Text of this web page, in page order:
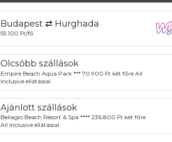
Budapest ⇄ Hurghada
55.100 Ft/fő
Olcsóbb szállások
Empire Beach Aqua Park *** 70.900 Ft két főre All
Inclusive ellátással
Ajánlott szállások
Bellagio Beach Resort & Spa **** 236.800 Ft két főre
All Inclusive ellátással